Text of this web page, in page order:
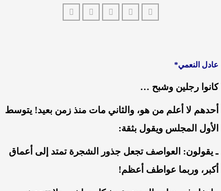
عادل النعمي*
كانوا رجلين وشبح …
أحدهم لا أعلم من هو، والثاني مات منذ زمن بعيد! يتوسط
الأول المجلس ويقول بثقة:
ـ يقولون: العواصف تجعل جذور الشجرة تمتد إلى أعماق
أكبر، وربما عواطف أعظم!